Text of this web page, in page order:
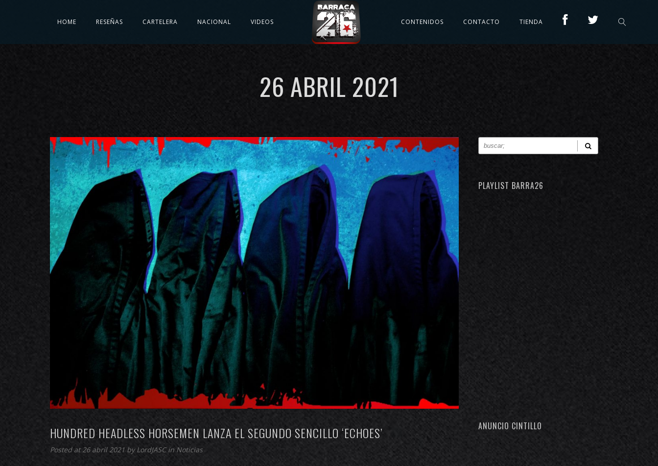
HOME RESEÑAS CARTELERA NACIONAL VIDEOS CONTENIDOS CONTACTO TIENDA
26 ABRIL 2021
HUNDRED HEADLESS HORSEMEN LANZA EL SEGUNDO SENCILLO ‘ECHOES’
Posted at 26 abril 2021 byLordJASCin Noticias
PLAYLIST BARRA26
ANUNCIO CINTILLO